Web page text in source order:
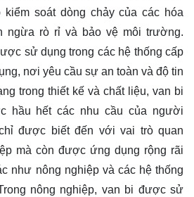
kiểm soát dòng chảy của các hóa
ngừa rò rỉ và bảo vệ môi trường.
sử dụng trong các hệ thống cấp
nơi yêu cầu sự an toàn và độ tin
trong thiết kế và chất liệu, van bi
hầu hết các nhu cầu của người
được biết đến với vai trò quan
mà còn được ứng dụng rộng rãi
như nông nghiệp và các hệ thống
nông nghiệp, van bi được sử